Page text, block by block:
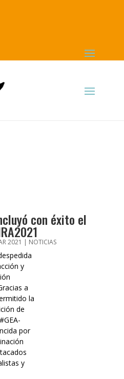
con éxito el
2021 | NOTICIAS
y
a
la
de
por
y